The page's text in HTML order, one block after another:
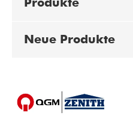
Neue Produkte